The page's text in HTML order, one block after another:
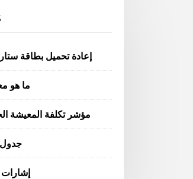
إعادة تحميل بطاقة
ما هو
مؤشر تكلفة المعيشة
جدول